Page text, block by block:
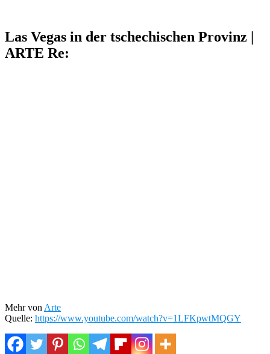
Las Vegas in der tschechischen Provinz |
ARTE Re:
Mehr von Arte
Quelle: https://www.youtube.com/watch?v=1LFKpwtMQGY